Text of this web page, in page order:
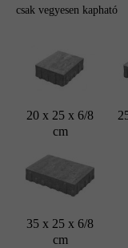
csak vegyesen kapható
20 x 25 x 6/8
cm
35 x 25 x 6/8
cm